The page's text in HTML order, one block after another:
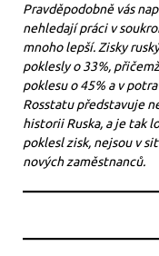
Pravděpodobně vás
nehledají práci v
mnoho lepší. Zisky
poklesly o 33%,
poklesu o 45% a v
Rosstatu představuje
historii Ruska, a je tak
poklesl zisk, nejsou v
nových zaměstnanců.